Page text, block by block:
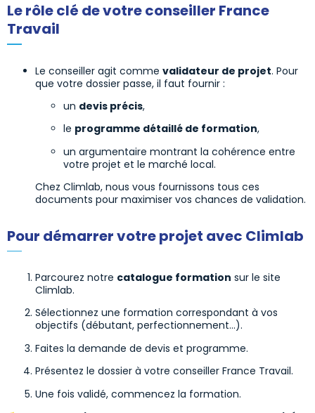
Le rôle clé de votre conseiller France
Travail
Le conseiller agit comme validateur de projet. Pour
que votre dossier passe, il faut fournir :
un devis précis,
le programme détaillé de formation,
un argumentaire montrant la cohérence entre
votre projet et le marché local.
Chez Climlab, nous vous fournissons tous ces
documents pour maximiser vos chances de validation.
Pour démarrer votre projet avec Climlab
Parcourez notre catalogue formation sur le site
Climlab.
Sélectionnez une formation correspondant à vos
objectifs (débutant, perfectionnement…).
Faites la demande de devis et programme.
Présentez le dossier à votre conseiller France Travail.
Une fois validé, commencez la formation.